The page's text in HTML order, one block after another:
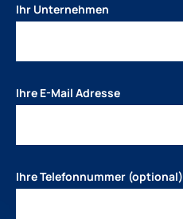
Ihr Unternehmen
Ihre E-Mail Adresse
Ihre Telefonnummer (optional)